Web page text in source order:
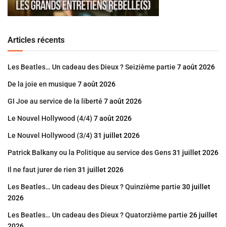
Articles récents
Les Beatles… Un cadeau des Dieux ? Seizième partie 7 août 2026
De la joie en musique 7 août 2026
GI Joe au service de la liberté 7 août 2026
Le Nouvel Hollywood (4/4) 7 août 2026
Le Nouvel Hollywood (3/4) 31 juillet 2026
Patrick Balkany ou la Politique au service des Gens31 juillet 2026
Il ne faut jurer de rien 31 juillet 2026
Les Beatles… Un cadeau des Dieux ? Quinzième partie 30 juillet
2026
Les Beatles… Un cadeau des Dieux ? Quatorzième partie 26 juillet